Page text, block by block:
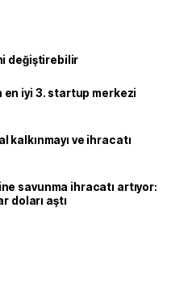
değiştirebilir
en iyi 3. startup merkezi
kalkınmayı ve ihracatı
savunma ihracatı artıyor:
doları aştı